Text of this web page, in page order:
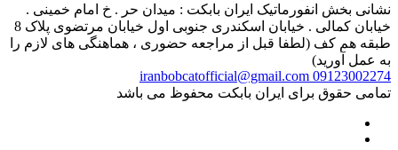
نشانی بخش انفورماتیک ایران بابکت : میدان حر . خ امام خمینی .
خیابان کمالی . خیابان اسکندری جنوبی اول خیابان مرتضوی پلاک 8
طبقه هم کف (لطفا قبل از مراجعه حضوری ، هماهنگی های لازم را
به عمل آورید)
09123002274
iranbobcatofficial@gmail.com
تمامی حقوق برای ایران بابکت محفوظ می باشد